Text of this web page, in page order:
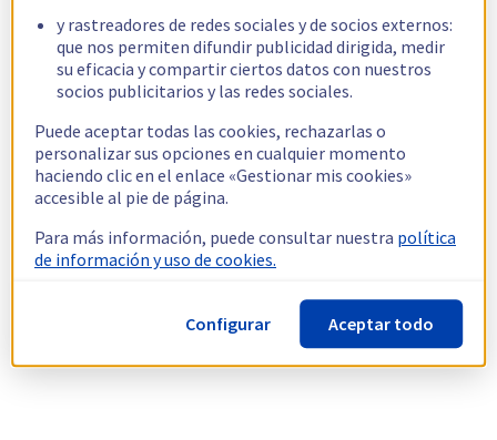
y rastreadores de redes sociales y de socios externos:
que nos permiten difundir publicidad dirigida, medir
su eficacia y compartir ciertos datos con nuestros
socios publicitarios y las redes sociales.
Puede aceptar todas las cookies, rechazarlas o
personalizar sus opciones en cualquier momento
haciendo clic en el enlace «Gestionar mis cookies»
accesible al pie de página.
Para más información, puede consultar nuestra política
de información y uso de cookies.
Configurar Aceptar todo